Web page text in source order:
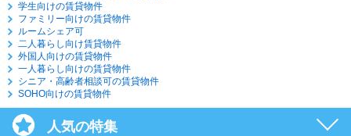
学生向けの賃貸物件
ファミリー向けの賃貸物件
ルームシェア可
二人暮らし向け賃貸物件
外国人向けの賃貸物件
一人暮らし向けの賃貸物件
シニア・高齢者相談可の賃貸物件
SOHO向けの賃貸物件
人気の特集